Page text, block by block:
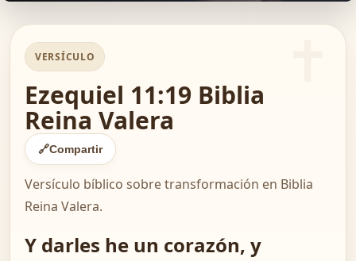
VERSÍCULO
Ezequiel 11:19 Biblia
Reina Valera
🔗Compartir
Versículo bíblico sobre transformación en Biblia
Reina Valera.
Y darles he un corazón, y